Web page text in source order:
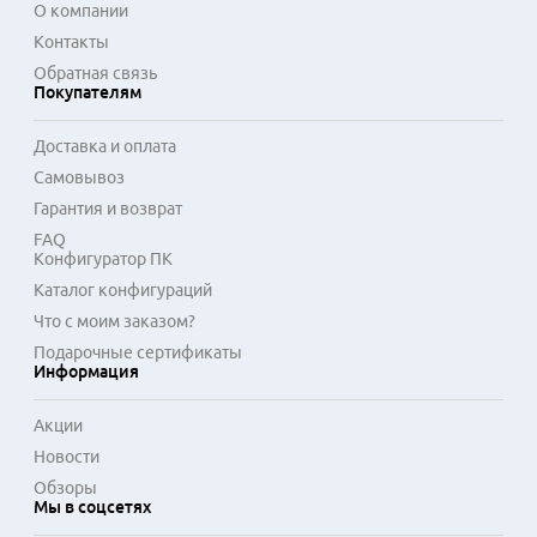
DisplayPort или HDMI последних версий. Эргономичная
подставка с регулировкой высоты и наклона позволяет
настроить комфортное положение экрана для длительной
О компании
Контакты
Обратная связь
Покупателям
Доставка и оплата
Самовывоз
Гарантия и возврат
FAQ
Конфигуратор ПК
Каталог конфигураций
Что с моим заказом?
Подарочные сертификаты
Информация
Акции
Новости
Обзоры
Мы в соцсетях